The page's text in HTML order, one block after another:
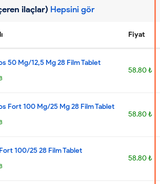
ilaçlar) Hepsini gör
Fiyat
50 Mg/12,5 Mg 28 Film Tablet
58.80 ₺
Fort 100 Mg/25 Mg 28 Film Tablet
58.80 ₺
100/25 28 Film Tablet
58.80 ₺